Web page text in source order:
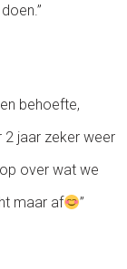
behoefte,
2 jaar zeker weer
over wat we
maar af
”